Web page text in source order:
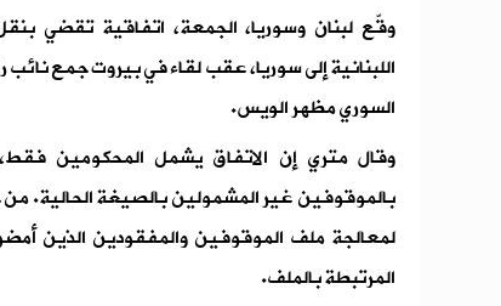
وقّع لبنان وسوريا، الجمعة، اتفاقية تقضي
اللبنانية إلى سوريا، عقب لقاء في بيروت جمع
السوري مظهر الويس.
وقال متري إن الاتفاق يشمل المحكومين
بالموقوفين غير المشمولين بالصيغة الحالية.
لمعالجة ملف الموقوفين والمفقودين الذين
المرتبطة بالملف.